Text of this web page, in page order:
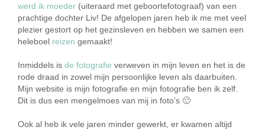
werd ik moeder (uiteraard met geboortefotograaf) van een
prachtige dochter Liv! De afgelopen jaren heb ik me met veel
plezier gestort op het gezinsleven en hebben we samen een
heleboel reizen gemaakt!
Inmiddels is de fotografie verweven in mijn leven en het is de
rode draad in zowel mijn persoonlijke leven als daarbuiten.
Mijn website is mijn fotografie en mijn fotografie ben ik zelf.
Dit is dus een mengelmoes van mij in foto’s 🙂
Ook al heb ik vele jaren minder gewerkt, er kwamen altijd